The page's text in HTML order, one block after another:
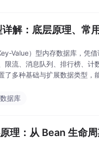
解：底层原理、常
Value）型内存数据库，凭
限流、消息队列、排行榜、
了多种基础与扩展数据类型
据库
理：从 Bean 生命